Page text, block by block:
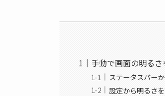
手動で画面の明る
ステータスバー
設定から明るさ